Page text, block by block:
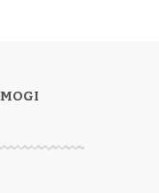
MOGI